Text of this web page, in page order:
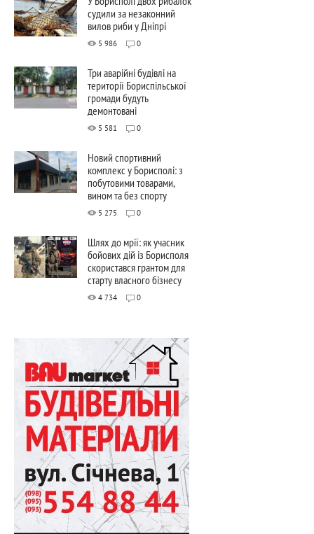
судили за незаконний
вилов риби у Дніпрі
5 986 0
Три аварійні будівлі на
території Бориспільської
громади будуть
демонтовані
5 581 0
Новий спортивний
комплекс у Борисполі: з
побутовими товарами,
вином та без спорту
5 275 0
Шлях до мрії: як учасник
бойових дій із Борисполя
скористався грантом для
старту власного бізнесу
4 734 0